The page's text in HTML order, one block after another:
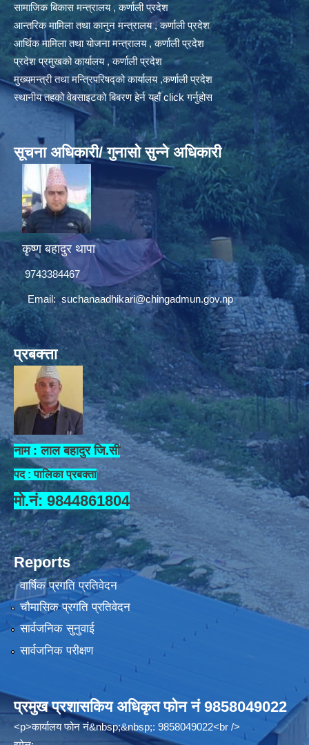
सामाजिक बिकास मन्त्रालय , कर्णाली प्रदेश
आन्तरिक मामिला तथा कानुन मन्त्रालय , कर्णाली प्रदेश
आर्थिक मामिला तथा योजना मन्त्रालय , कर्णाली प्रदेश
प्रदेश प्रमुखको कार्यालय , कर्णाली प्रदेश
मुख्यमन्त्री तथा मन्त्रिपरिषद्को कार्यालय ,कर्णाली प्रदेश
स्थानीय तहको वेबसाइटको बिबरण हेर्न यहाँ click गर्नुहोस
सूचना अधिकारी/ गुनासो सुन्ने अधिकारी
कृष्ण बहादुर थापा
9743384467
Email:suchanaadhikari@chingadmun.gov.np
प्रबक्त्ता
नाम : लाल बहादुर जि.सी
पद : पालिका प्रबक्ता
मो.नं: 9844861804
Reports
वार्षिक प्रगति प्रतिवेदन
चौमासिक प्रगति प्रतिवेदन
सार्वजनिक सुनुवाई
सार्वजनिक परीक्षण
प्रमुख प्रशासकिय अधिकृत फोन नं 9858049022
<p>कार्यालय फोन नं&nbsp;&nbsp;: 9858049022<br />